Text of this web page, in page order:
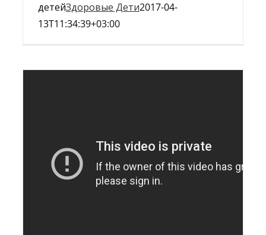
детейЗдоровые Дети2017-04-
13T11:34:39+03:00